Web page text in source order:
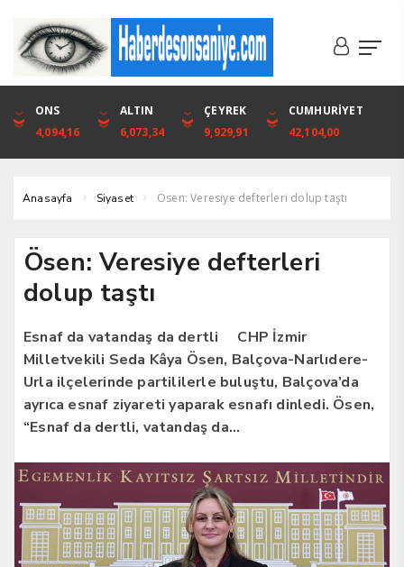
DOLAR
46,1316
EURO
53,3001
ALTIN
6,073,34
BIST
1.720,92
ONS
4,094,16
ALTIN
6,073,34
ÇEYREK
9,929,91
CUMHURİYET
42,104,00
Anasayfa Siyaset Ösen: Veresiye defterleri dolup taştı
Ösen: Veresiye defterleri
dolup taştı
Esnaf da vatandaş da dertli CHP İzmir
Milletvekili Seda Kâya Ösen, Balçova-Narlıdere-
Urla ilçelerinde partililerle buluştu, Balçova’da
ayrıca esnaf ziyareti yaparak esnafı dinledi. Ösen,
“Esnaf da dertli, vatandaş da…